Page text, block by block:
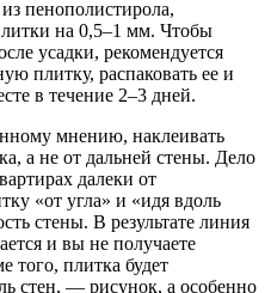
пенополистирола,
на 0,5–1 мм. Чтобы
усадки, рекомендуется
плитку, распаковать ее и
в течение 2–3 дней.
мнению, наклеивать
а не от дальней стены. Дело
далеки от
«от угла» и «идя вдоль
стены. В результате линия
и вы не получаете
того, плитка будет
стен, — рисунок, а особенно